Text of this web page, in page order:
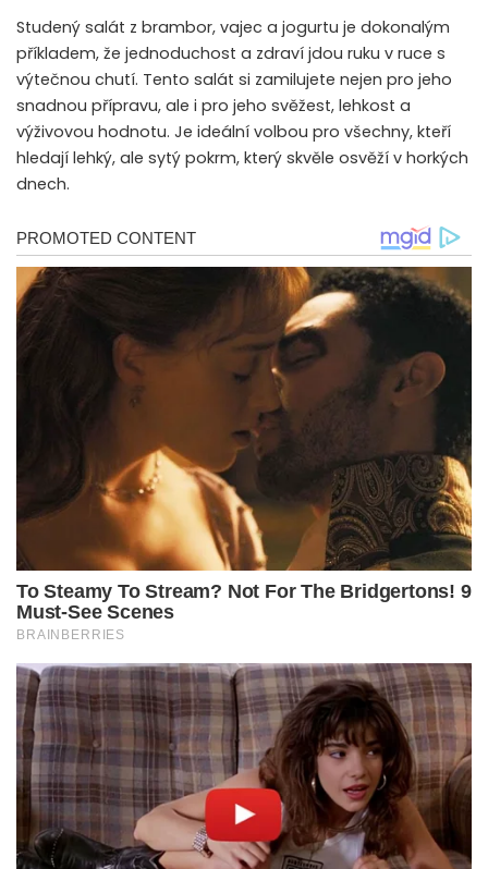
Studený salát z brambor, vajec a jogurtu je dokonalým
příkladem, že jednoduchost a zdraví jdou ruku v ruce s
výtečnou chutí. Tento salát si zamilujete nejen pro jeho
snadnou přípravu, ale i pro jeho svěžest, lehkost a
výživovou hodnotu. Je ideální volbou pro všechny, kteří
hledají lehký, ale sytý pokrm, který skvěle osvěží v horkých
dnech.